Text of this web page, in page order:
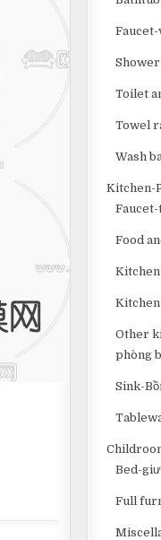
Toilet
Towel
Wash
Kitchen-
Food
Other
phòng
Sink-
Bed-
Full